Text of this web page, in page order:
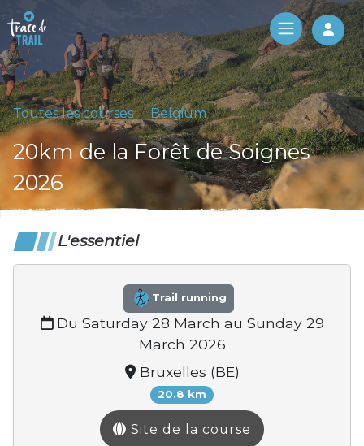
Log
Toutes les courses Belgium
20km de la Forêt de Soignes
2026
L'essentiel
Trail running
Du Saturday 28 March au Sunday 29
March 2026
Bruxelles (BE)
20.8 km
Site de la course